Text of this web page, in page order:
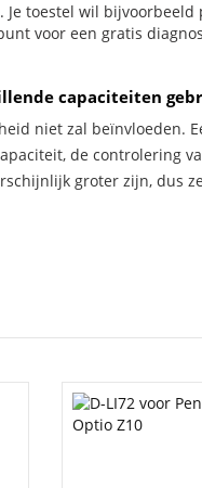
toestel wil
voor een gratis
capaciteiten
niet zal beïnvloeden.
de controlering
groter zijn, dus